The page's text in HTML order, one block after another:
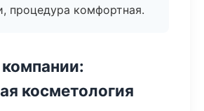
процедура комфортная.
косметология